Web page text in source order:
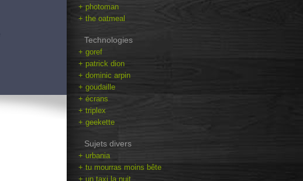
+ photoman
+ the oatmeal
Technologies
+ goref
+ patrick dion
+ dominic arpin
+ goudaille
+ écrans
+ triplex
+ geekette
Sujets divers
+ urbania
+ tu mourras moins bête
+ un taxi la nuit